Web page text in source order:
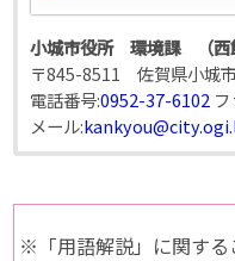
小城市役所 環境課 （西
〒845-8511 佐賀県小城
電話番号:0952-37-6102
メール:
※「用語解説」に関す